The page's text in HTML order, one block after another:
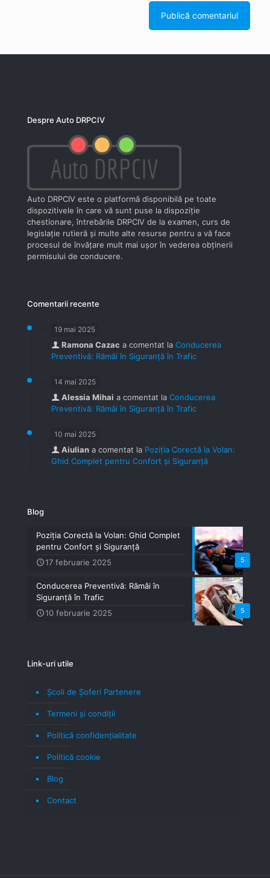
Despre Auto DRPCIV
Auto DRPCIV este o platformă disponibilă pe toate
dispozitivele în care vă sunt puse la dispoziţie
chestionare, întrebările DRPCIV de la examen, curs de
legislaţie rutieră şi multe alte resurse pentru a vă face
procesul de învăţare mult mai uşor în vederea obţinerii
permisului de conducere.
Comentarii recente
19 mai 2025
Ramona Cazac a comentat la Conducerea
Preventivă: Rămâi în Siguranță în Trafic
14 mai 2025
Alessia Mihai a comentat la Conducerea
Preventivă: Rămâi în Siguranță în Trafic
10 mai 2025
Aiulian a comentat la Poziția Corectă la Volan:
Ghid Complet pentru Confort și Siguranță
Blog
5
Poziția Corectă la Volan: Ghid Complet
pentru Confort și Siguranță
17 februarie 2025
5
Conducerea Preventivă: Rămâi în
Siguranță în Trafic
10 februarie 2025
Link-uri utile
Școli de Șoferi Partenere
Termeni şi condiţii
Politică confidenţialitate
Politică cookie
Blog
Contact